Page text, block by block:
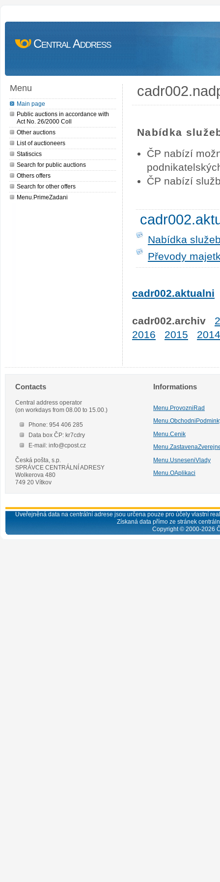
Central Address
Menu
Main page
Public auctions in accordance with
Act No. 26/2000 Coll
Other auctions
List of auctioneers
Statiscics
Search for public auctions
Others offers
Search for other offers
Menu.PrimeZadani
Nabídka
ČP nabízí
ČP nabízí
Nabídka
Převody
cadr002.aktualni
cadr002.archiv
2016
2015 2014
Contacts
Central address operator
(on workdays from 08.00 to 15.00.)
Phone: 954 406 285
Data box ČP: kr7cdry
E-mail: info@cpost.cz
Česká pošta, s.p.
SPRÁVCE CENTRÁLNÍ ADRESY
Wolkerova 480
749 20 Vítkov
Informations
Menu.ProvozniRad
Menu.Cenik
Menu.UsneseniVlady
Menu.OAplikaci
Uveřejněná data na centrální adrese jsou určena pouze pro účely vlastní
Získaná data přímo ze stránek
Copyright © 2000-2026